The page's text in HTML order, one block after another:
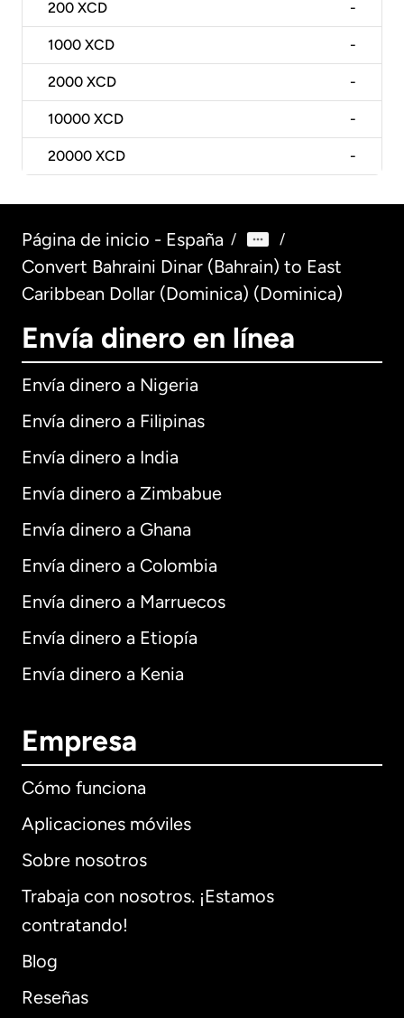
200 XCD -
1000 XCD -
2000 XCD -
10000 XCD -
20000 XCD -
Página de inicio - España / /
Convert Bahraini Dinar (Bahrain) to East
Caribbean Dollar (Dominica) (Dominica)
Envía dinero en línea
Envía dinero a Nigeria
Envía dinero a Filipinas
Envía dinero a India
Envía dinero a Zimbabue
Envía dinero a Ghana
Envía dinero a Colombia
Envía dinero a Marruecos
Envía dinero a Etiopía
Envía dinero a Kenia
Empresa
Cómo funciona
Aplicaciones móviles
Sobre nosotros
Trabaja con nosotros. ¡Estamos
contratando!
Blog
Reseñas